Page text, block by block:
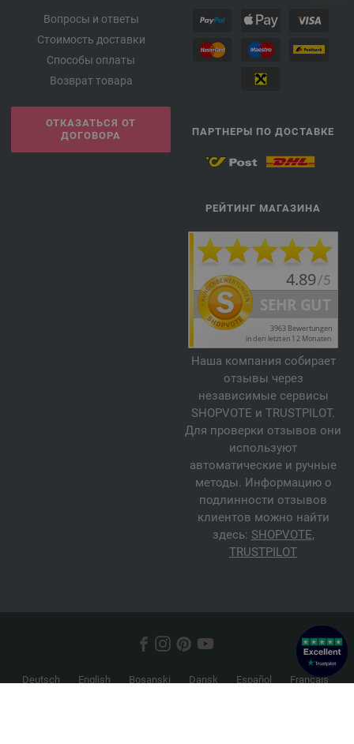
Вопросы и ответы
Стоимость доставки
Способы оплаты
Возврат товара
ОТКАЗАТЬСЯ ОТ
ДОГОВОРА
ПАРТНЕРЫ ПО ДОСТАВКЕ
РЕЙТИНГ МАГАЗИНА
Наша компания собирает
отзывы через
независимые сервисы
SHOPVOTE и TRUSTPILOT.
Для проверки отзывов они
используют
автоматические и ручные
методы. Информацию о
подлинности отзывов
клиентов можно найти
здесь: SHOPVOTE,
TRUSTPILOT
Deutsch English Bosanski Dansk Español
Français